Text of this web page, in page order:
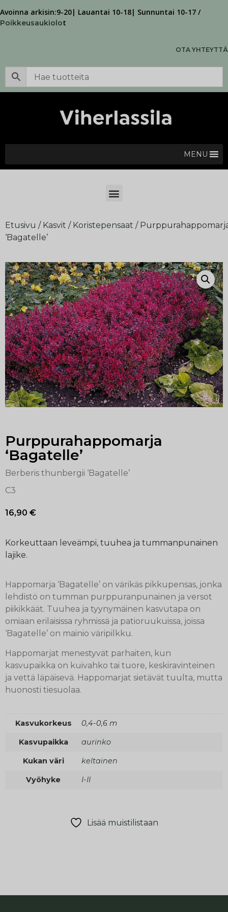
Avoinna arkisin:9-20| Lauantai 10-18| Sunnuntai 10-17 /
Poikkeusaukiolot
OTA YHTEYTTÄ
MENU
Etusivu / Kasvit / Koristepensaat /
‘Bagatelle’
Purppurahappomarja
‘Bagatelle’
Berberis thunbergii ‘Bagatelle’
C3
16,90 €
Korkeuttaan leveämpi, tuuhea ja tummanpunainen
lajike.
Happomarja ‘Bagatelle’ on värikäs pikkupensas, jonka
lehdistö on tumman purppuranpunainen ja versot
piikikkäät. Tuuhea ja tyynymäinen kasvutapa on
omiaan erilaisissa ryhmissä ja patioruukuissa, joissa
‘Bagatelle’ on mainio väripilkku.
Happomarjat menestyvät parhaiten, kun
kasvupaikka on kuivahko tai tuore, keskiravinteinen
ja vettä läpäisevä. Happomarjat sietävät tuulta, mutta
huonosti tiesuolaa.
Kasvukorkeus 0,4-0,6 m
Kasvupaikka aurinko
Kukan väri keltainen
Vyöhyke I-II
Lisää muistilistaan